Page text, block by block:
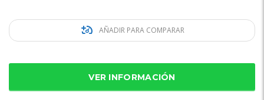
AÑADIR PARA COMPARAR
VER INFORMACIÓN